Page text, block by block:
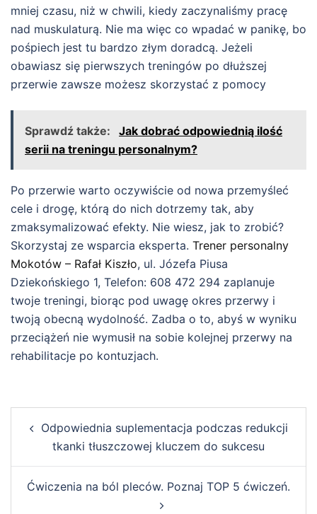
mniej czasu, niż w chwili, kiedy zaczynaliśmy pracę
nad muskulaturą. Nie ma więc co wpadać w panikę, bo
pośpiech jest tu bardzo złym doradcą. Jeżeli
obawiasz się pierwszych treningów po dłuższej
przerwie zawsze możesz skorzystać z pomocy
Sprawdź także:
Jak dobrać odpowiednią ilość
serii na treningu personalnym?
Po przerwie warto oczywiście od nowa przemyśleć
cele i drogę, którą do nich dotrzemy tak, aby
zmaksymalizować efekty. Nie wiesz, jak to zrobić?
Skorzystaj ze wsparcia eksperta. Trener personalny
Mokotów – Rafał Kiszło, ul. Józefa Piusa
Dziekońskiego 1, Telefon: 608 472 294 zaplanuje
twoje treningi, biorąc pod uwagę okres przerwy i
twoją obecną wydolność. Zadba o to, abyś w wyniku
przeciążeń nie wymusił na sobie kolejnej przerwy na
rehabilitacje po kontuzjach.
navigation
Odpowiednia suplementacja podczas redukcji
tkanki tłuszczowej kluczem do sukcesu
Ćwiczenia na ból pleców. Poznaj TOP 5 ćwiczeń.